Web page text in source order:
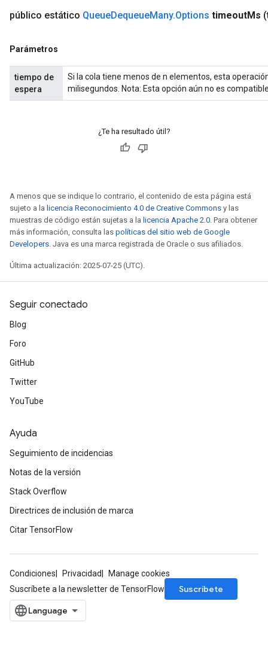
público estático QueueDequeueMany.Options timeoutMs
Parámetros
tiempo de
espera
Si la cola tiene menos de n elementos, esta
milisegundos. Nota: Esta opción aún no es
¿Te ha resultado útil?
A menos que se indique lo contrario, el contenido de esta página está
sujeto a la licencia Reconocimiento 4.0 de Creative Commons y las
muestras de código están sujetas a la licencia Apache 2.0. Para obtener
más información, consulta las políticas del sitio web de Google
Developers. Java es una marca registrada de Oracle o sus afiliados.
Última actualización: 2025-07-25 (UTC).
Seguir conectado
Blog
Foro
GitHub
Twitter
YouTube
Ayuda
Seguimiento de incidencias
Notas de la versión
Stack Overflow
Directrices de inclusión de marca
Citar TensorFlow
Condiciones Privacidad
Manage cookies
Suscríbete a la newsletter de TensorFlow
Suscríbete